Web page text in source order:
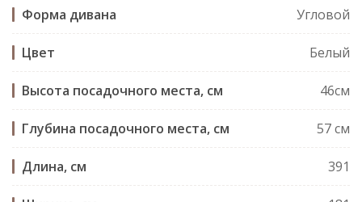
Форма дивана Угловой
Цвет Белый
Высота посадочного места, см 46см
Глубина посадочного места, см 57 см
Длина, см 391